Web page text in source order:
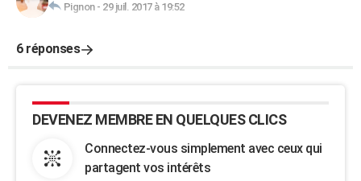
Pignon- 29 juil. 2017 à 19:52
6 réponses
DEVENEZ MEMBRE EN QUELQUES CLICS
Connectez-vous simplement avec ceux qui
partagent vos intérêts